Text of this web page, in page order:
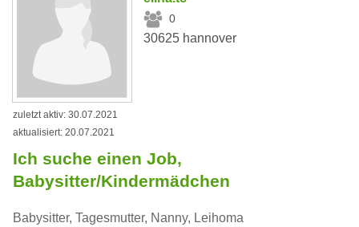
0
30625 hannover
zuletzt aktiv: 30.07.2021
aktualisiert: 20.07.2021
Ich suche einen Job,
Babysitter/Kindermädchen
Babysitter, Tagesmutter, Nanny, Leihoma